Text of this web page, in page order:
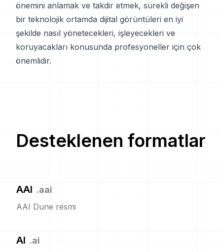
önemini anlamak ve takdir etmek, sürekli değişen
bir teknolojik ortamda dijital görüntüleri en iyi
şekilde nasıl yönetecekleri, işleyecekleri ve
koruyacakları konusunda profesyoneller için çok
önemlidir.
Desteklenen formatlar
AAI .aai
AAI Dune resmi
AI .ai